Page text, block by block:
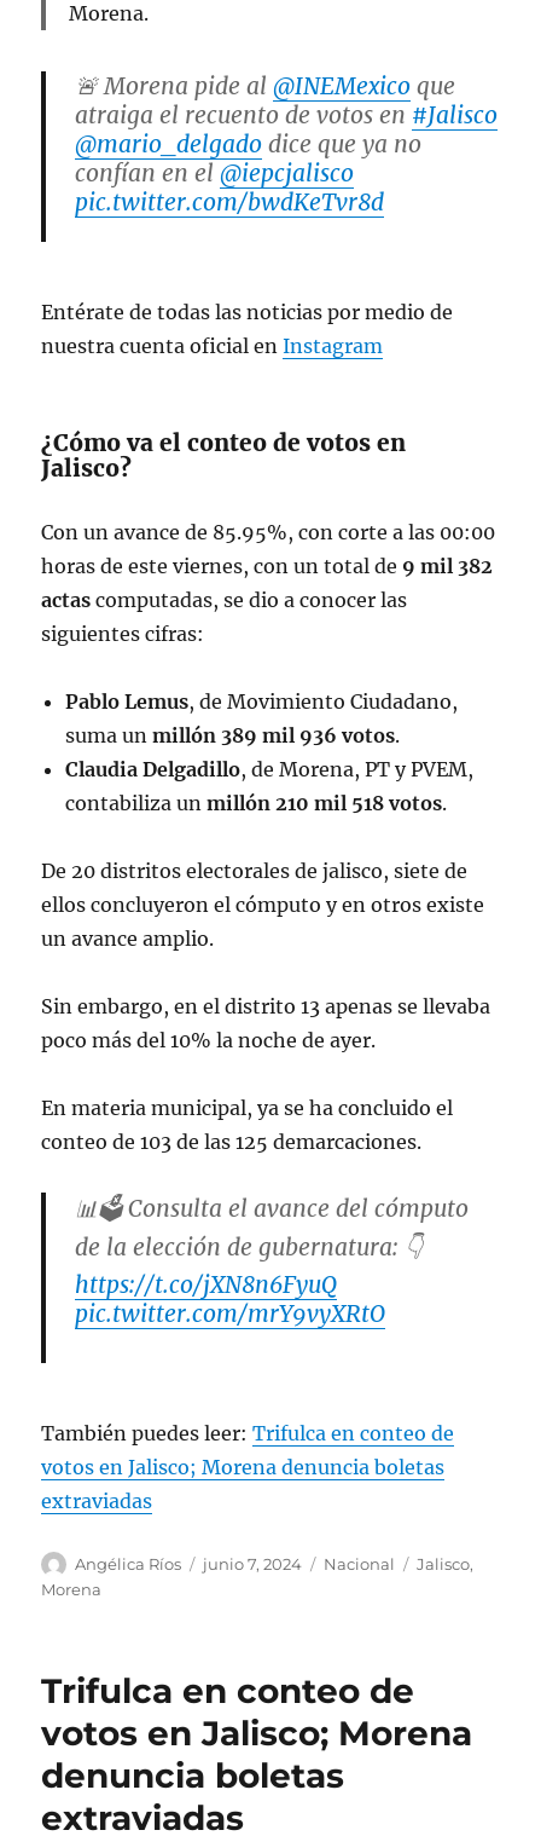
Morena.
🚨 Morena pide al@INEMexico que
atraiga el recuento de votos en #Jalisco
@mario_delgado dice que ya no
confían en el@iepcjalisco
pic.twitter.com/bwdKeTvr8d
Entérate de todas las noticias por medio de
nuestra cuenta oficial enInstagram
¿Cómo va el conteo de votos en
Jalisco?
Con un avance de 85.95%, con corte a las 00:00
horas de este viernes, con un total de 9 mil 382
actas computadas, se dio a conocer las
siguientes cifras:
Pablo Lemus, de Movimiento Ciudadano,
suma unmillón 389 mil 936 votos.
Claudia Delgadillo, de Morena, PT y PVEM,
contabiliza unmillón 210 mil 518 votos.
De 20 distritos electorales de jalisco, siete de
ellos concluyeron el cómputo y en otros existe
un avance amplio.
Sin embargo, en el distrito 13 apenas se llevaba
poco más del 10% la noche de ayer.
En materia municipal, ya se ha concluido el
conteo de 103 de las 125 demarcaciones.
📊🗳️ Consulta el avance del cómputo
de la elección de gubernatura: 👇
https://t.co/jXN8n6FyuQ
pic.twitter.com/mrY9vyXRtO
También puedes leer:Trifulca en conteo de
votos en Jalisco; Morena denuncia boletas
extraviadas
A
u
Angélica Ríos
P
c
d
e
l
junio 7, 2024
C
o
í
a
s
Nacional
E
a
Jalisco,
Morena
Trifulca en conteo de
votos en Jalisco; Morena
denuncia boletas
extraviadas